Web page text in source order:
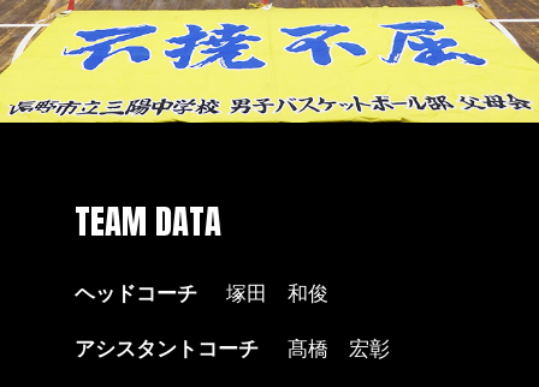
TEAM DATA
ヘッドコーチ
塚田 和俊
アシスタントコーチ
髙橋 宏彰